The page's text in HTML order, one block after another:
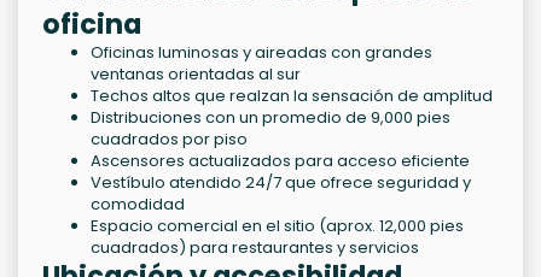
oficina
Oficinas luminosas y aireadas con grandes
ventanas orientadas al sur
Techos altos que realzan la sensación de amplitud
Distribuciones con un promedio de 9,000 pies
cuadrados por piso
Ascensores actualizados para acceso eficiente
Vestíbulo atendido 24/7 que ofrece seguridad y
comodidad
Espacio comercial en el sitio (aprox. 12,000 pies
cuadrados) para restaurantes y servicios